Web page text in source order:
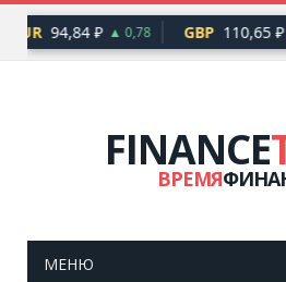
EUR 94,84 ₽ ▲ 0,78 GBP 110,65 ₽
FINANCE
ВРЕМЯ
МЕНЮ